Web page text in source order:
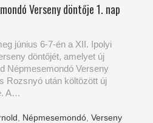
Verseny döntője 1. nap
június 6-7-én a XII. Ipolyi
döntőjét, amelyet új
Népmesemondó Verseny
Rozsnyó után költözött új
A…
Népmesemondó Verseny